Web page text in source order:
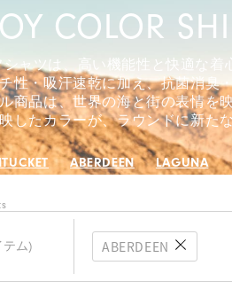
COLOR
シャツは、高い機能性と快適な
性・吸汗速乾に加え、抗菌消臭
商品は、世界の海と街の表情を
したカラーが、ラウンドに新た
ABERDEEN LAGUNA
テム ABERDEEN